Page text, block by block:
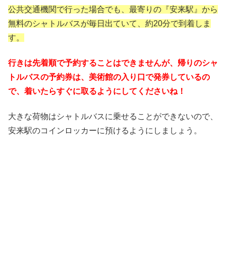
公共交通機関で行った場合でも、最寄りの『安来駅』から
無料のシャトルバスが毎日出ていて、約20分で到着しま
す。
行きは先着順で予約することはできませんが、帰りのシャ
トルバスの予約券は、美術館の入り口で発券しているの
で、着いたらすぐに取るようにしてくださいね！
大きな荷物はシャトルバスに乗せることができないので、
安来駅のコインロッカーに預けるようにしましょう。